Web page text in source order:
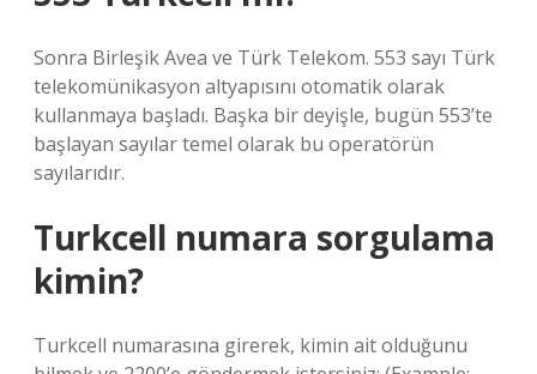
Sonra Birleşik Avea ve Türk Telekom. 553 sayı Türk
telekomünikasyon altyapısını otomatik olarak
kullanmaya başladı. Başka bir deyişle, bugün 553’te
başlayan sayılar temel olarak bu operatörün
sayılarıdır.
Turkcell numara sorgulama
kimin?
Turkcell numarasına girerek, kimin ait olduğunu